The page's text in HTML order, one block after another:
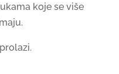
koje se više